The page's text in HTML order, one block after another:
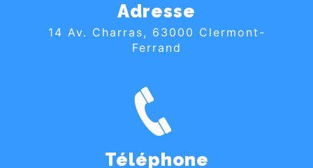
Adresse
14 Av. Charras, 63000 Clermont-
Ferrand
Téléphone